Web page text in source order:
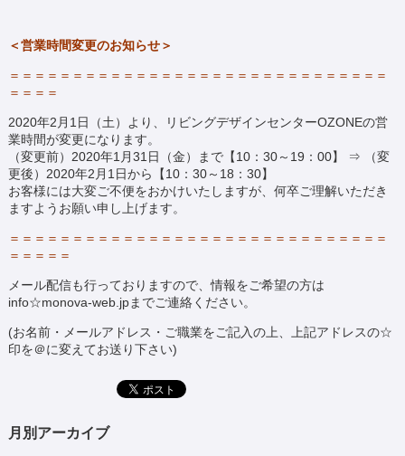
＜営業時間変更のお知らせ＞
＝＝＝＝＝＝＝＝＝＝＝＝＝＝＝＝＝＝＝＝＝＝＝＝＝＝＝＝＝＝
＝＝＝＝
2020年2月1日（土）より、リビングデザインセンターOZONEの営
業時間が変更になります。
（変更前）2020年1月31日（金）まで【10：30～19：00】 ⇒ （変
更後）2020年2月1日から【10：30～18：30】
お客様には大変ご不便をおかけいたしますが、何卒ご理解いただき
ますようお願い申し上げます。
＝＝＝＝＝＝＝＝＝＝＝＝＝＝＝＝＝＝＝＝＝＝＝＝＝＝＝＝＝＝
＝＝＝＝＝
メール配信も行っておりますので、情報をご希望の方は
info☆monova-web.jpまでご連絡ください。
(お名前・メールアドレス・ご職業をご記入の上、上記アドレスの☆
印を＠に変えてお送り下さい)
月別アーカイブ